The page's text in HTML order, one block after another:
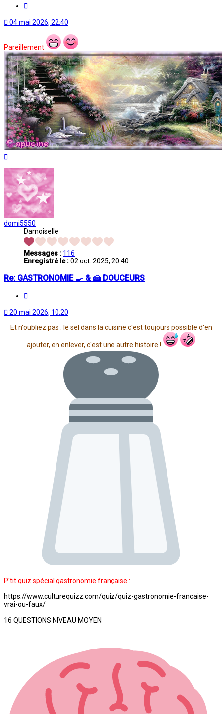
04 mai 2026, 22:40
Pareillement
domi5550
Damoiselle
Messages : 116
Enregistré le :02 oct. 2025, 20:40
Re: GASTRONOMIE 🍳 & 🍰 DOUCEURS
20 mai 2026, 10:20
Et n'oubliez pas : le sel dans la cuisine c'est toujours possible d'en
ajouter, en enlever, c'est une autre histoire !
P'tit quiz spécial gastronomie française :
https://www.culturequizz.com/quiz/quiz-gastronomie-francaise-
vrai-ou-faux/
16 QUESTIONS NIVEAU MOYEN